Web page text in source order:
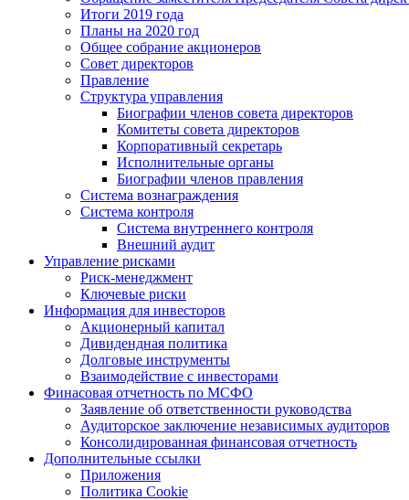
Итоги 2019 года
Планы на 2020 год
Общее собрание акционеров
Совет директоров
Правление
Структура управления
Биографии членов совета директоров
Комитеты совета директоров
Корпоративный секретарь
Исполнительные органы
Биографии членов правления
Система вознаграждения
Система контроля
Система внутреннего контроля
Внешний аудит
Управление рисками
Риск-менеджмент
Ключевые риски
Информация для инвесторов
Акционерный капитал
Дивидендная политика
Долговые инструменты
Взаимодействие с инвеcторами
Финасовая отчетность по МСФО
Заявление об ответственности руководства
Аудиторское заключение независимых аудиторов
Консолидированная финансовая отчетность
Дополнительные ссылки
Приложения
Политика Cookie